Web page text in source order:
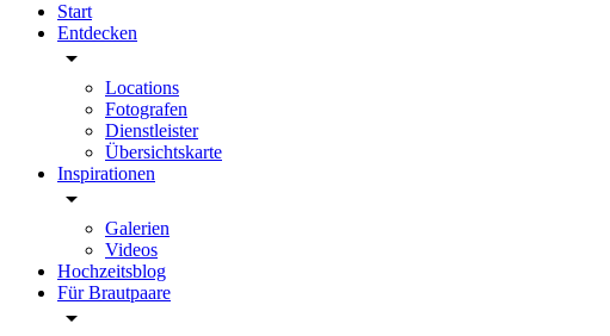
Start
Entdecken
Locations
Fotografen
Dienstleister
Übersichtskarte
Inspirationen
Galerien
Videos
Hochzeitsblog
Für Brautpaare